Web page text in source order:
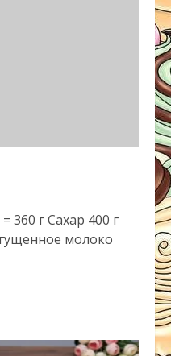
360 г Сахар 400 г
молоко